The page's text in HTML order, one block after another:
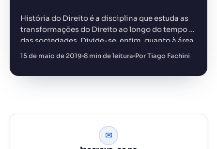
História do Direito é a disciplina que estuda as
transformações do Direito ao longo do tempo e
das sociedades. Divide-se, enfim, quanto à área
do Direito, o período e a localidade, de…
15 de maio de 2019 8 min de leitura Por Tiago Fachini
✉
+14.000 juristas